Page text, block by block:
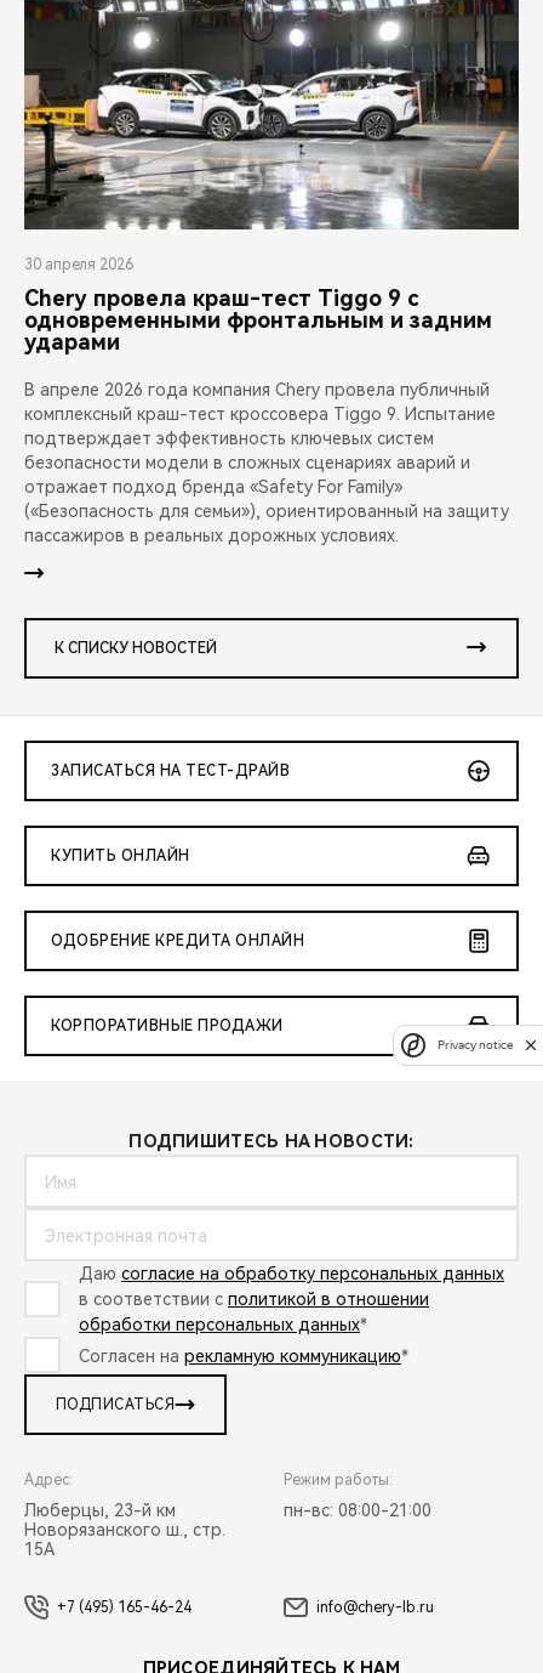
30 апреля 2026
Chery провела краш-тест Tiggo 9 с
одновременными фронтальным и задним
ударами
В апреле 2026 года компания Chery провела публичный
комплексный краш-тест кроссовера Tiggo 9. Испытание
подтверждает эффективность ключевых систем
безопасности модели в сложных сценариях аварий и
отражает подход бренда «Safety For Family»
(«Безопасность для семьи»), ориентированный на защиту
пассажиров в реальных дорожных условиях.
К СПИСКУ НОВОСТЕЙ
ЗАПИСАТЬСЯ НА ТЕСТ-ДРАЙВ
КУПИТЬ ОНЛАЙН
ОДОБРЕНИЕ КРЕДИТА ОНЛАЙН
КОРПОРАТИВНЫЕ ПРОДАЖИ
ПОДПИШИТЕСЬ НА НОВОСТИ:
Даю согласие на обработку персональных данных
в соответствии с политикой в отношении
обработки персональных данных*
Согласен на рекламную коммуникацию*
ПОДПИСАТЬСЯ
Адрес:
Люберцы, 23-й км
Новорязанского ш., стр.
15А
Режим работы:
пн-вс: 08:00-21:00
+7 (495) 165-46-24 info@chery-lb.ru
ПРИСОЕДИНЯЙТЕСЬ К НАМ
Privacy notice